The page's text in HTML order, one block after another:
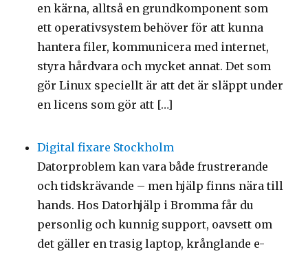
en kärna, alltså en grundkomponent som
ett operativsystem behöver för att kunna
hantera filer, kommunicera med internet,
styra hårdvara och mycket annat. Det som
gör Linux speciellt är att det är släppt under
en licens som gör att […]
Digital fixare Stockholm
Datorproblem kan vara både frustrerande
och tidskrävande – men hjälp finns nära till
hands. Hos Datorhjälp i Bromma får du
personlig och kunnig support, oavsett om
det gäller en trasig laptop, krånglande e-